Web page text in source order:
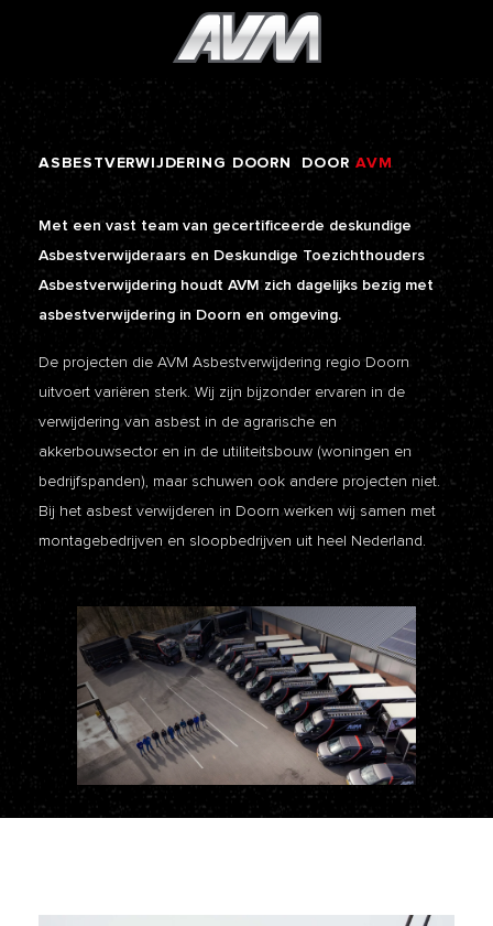
ASBESTVERWIJDERING DOORN DOOR AVM
Met een vast team van gecertificeerde deskundige
Asbestverwijderaars en Deskundige Toezichthouders
Asbestverwijdering houdt AVM zich dagelijks bezig met
asbestverwijdering in Doorn en omgeving.
De projecten die AVM Asbestverwijdering regio Doorn
uitvoert variëren sterk. Wij zijn bijzonder ervaren in de
verwijdering van asbest in de agrarische en
akkerbouwsector en in de utiliteitsbouw (woningen en
bedrijfspanden), maar schuwen ook andere projecten niet.
Bij het asbest verwijderen in Doorn werken wij samen met
montagebedrijven en sloopbedrijven uit heel Nederland.